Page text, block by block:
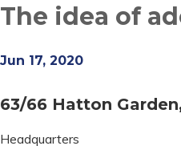
The idea of
Jun 17, 2020
63/66 Hatton
Headquarters